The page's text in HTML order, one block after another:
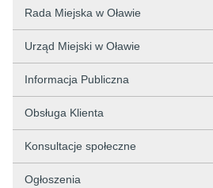
Rada Miejska w Oławie
Urząd Miejski w Oławie
Informacja Publiczna
Obsługa Klienta
Konsultacje społeczne
Ogłoszenia